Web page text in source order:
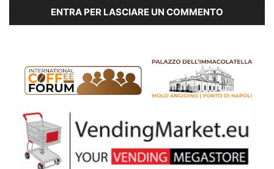
ENTRA PER LASCIARE UN COMMENTO